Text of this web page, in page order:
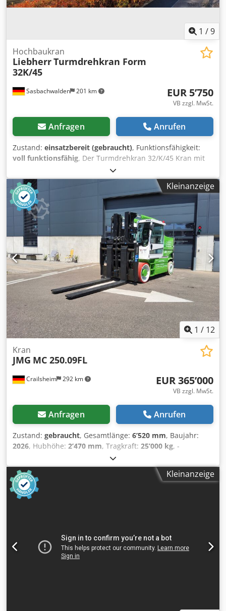
1 /9
Sasbachwalden 201 km
Hochbaukran
LiebherrTurmdrehkran Form
32K/45
EUR 5’750
VB zzgl. MwSt.
Anfragen Anrufen
Zustand: einsatzbereit (gebraucht), Funktionsfähigkeit:
voll funktionsfähig, Der Turmdrehkran 32/K/45 Kran mit
Max Ausleger 30 m Tragkraft von 1000-4700 kg
Gegengewicht Beton 16.000 kg Dodpfx Ajzr D Ugoqrokr Am
Kran wurden der Drehmotor, Hydraulikpumpe,
Zylinderdichtungen, Schläuche, Seile und Schütze
erneuert. Ersatzteilliste und Betriebsanleitung vorhanden.
mit Fernbedienung.
Kleinanzeige
1 / 12
Crailsheim 292 km
Kran
JMG MC 250.09FL
EUR 365’000
VB zzgl. MwSt.
Anfragen Anrufen
Zustand: gebraucht, Gesamtlänge: 6’520 mm, Baujahr:
2026, Hubhöhe: 2’470 mm, Tragkraft: 25’000 kg, -
Ladegerät Hersteller: Zivan - Model: Battery Charger NG9 -
Input: 400V, 12A, 50-60Hz - Output: 96V, 80A - hintere
Hintergruppe mit zwei unabhängig voneinander
drehenden Gruppen - Vorderachsenantrieb mit
gegenläufiger Bewegung - großer Freihubmast -
geschlossener Hintergruppe: 16.5t@0.9m - Antrieb:
Vorderachser Antrieb mit gegenläufiger Bewegung N°2
Elektromotoren AC 12 kW 96V - Gesamtgewicht mit Gabeln
Kleinanzeige